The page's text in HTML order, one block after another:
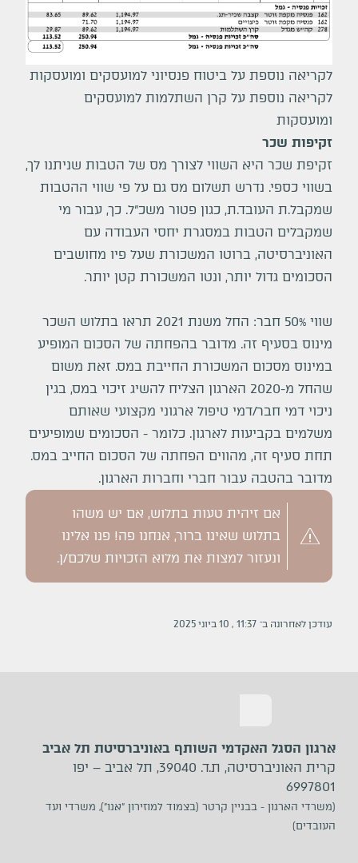
לקריאה נוספת על ביטוח פנסיוני למועסקים ומועסקות
לקריאה נוספת על קרן השתלמות למועסקים
ומועסקות
זקיפות שכר
זקיפת שכר היא השווי לצורך מס של הטבות שניתנו לך,
בשווי כספי. נדרש תשלום מס גם על פי שווי ההטבות
שמקבל.ת העובד.ת, כגון פטור משכ"ל. כך, עבור מי
שמקבלים הטבות במסגרת יחסי העבודה עם
האוניברסיטה, ברוטו המשכורת שעל פיו מחושבים
הסכומים גדול יותר, ונטו המשכורת קטן יותר.
שווי 50% חבר: החל משנת 2021 תראו בתלוש השכר
מינוס בסעיף זה. מדובר בהפחתה של הסכום המופיע
במינוס מסכום המשכורת החייבת במס. זאת משום
שהחל מ-2020 הארגון הצליח להשיג זיכוי במס, בגין
ניכוי דמי חבר/דמי טיפול ארגוני מקצועי שאותם
משלמים בקביעות לארגון. כלומר - הסכומים שמופיעים
תחת סעיף זה, מהווים הפחתה של הסכום החייב במס.
מדובר בהטבה עבור חברי וחברות הארגון.
אם זיהית טעות בתלוש, אם יש משהו
בתלוש שאינו ברור, אנחנו פה! פנו אלינו
ונעזור למצות את מלוא הזכויות שלכם/ן.
עודכן לאחרונה ב־ 11:37
,
10 ביוני 2025
ארגון הסגל האקדמי השותף באוניברסיטת תל אביב
קרית האוניברסיטה, ת.ד. 39040, תל אביב – יפו
6997801
(משרדי הארגון - בבניין קרטר (בצמוד למוזירון ״אנו״), משרדי ועד
העובדים)